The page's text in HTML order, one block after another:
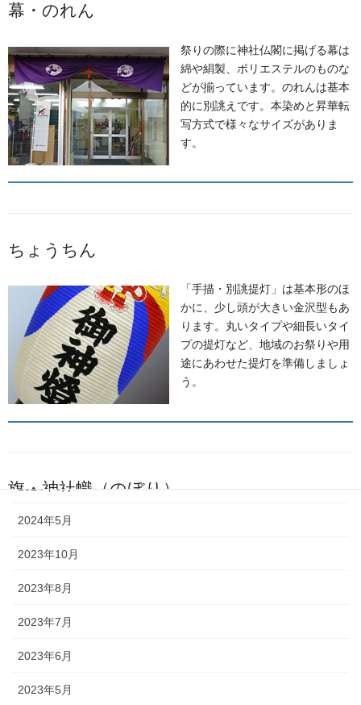
足袋,腹掛・股引、手拭
お知らせ
2026年8月
2026年7月
2026年5月
2026年2月
2025年7月
2025年6月
2025年5月
2024年11月
2024年6月
2024年5月
2023年10月
2023年8月
2023年7月
2023年6月
2023年5月
幕・のれん
祭りの際に神社仏閣に掲げる幕は
綿や絹製、ポリエステルのものな
どが揃っています。のれんは基本
的に別誂えです。本染めと昇華転
写方式で様々なサイズがありま
す。
ちょうちん
「手描・別誂提灯」は基本形のほ
かに、少し頭が大きい金沢型もあ
ります。丸いタイプや細長いタイ
プの提灯など、地域のお祭りや用
途にあわせた提灯を準備しましょ
う。
旗・神社幟（のぼり）